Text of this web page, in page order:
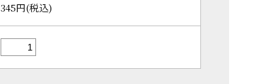
345円(税込)